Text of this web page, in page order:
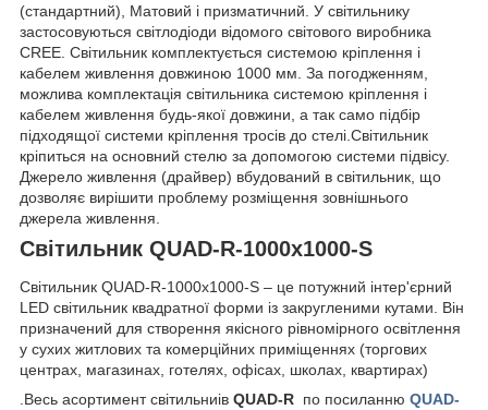
(стандартний), Матовий і призматичний. У світильнику
застосовуються світлодіоди відомого світового виробника
CREE. Світильник комплектується системою кріплення і
кабелем живлення довжиною 1000 мм. За погодженням,
можлива комплектація світильника системою кріплення і
кабелем живлення будь-якої довжини, а так само підбір
підходящої системи кріплення тросів до стелі.Світильник
кріпиться на основний стелю за допомогою системи підвісу.
Джерело живлення (драйвер) вбудований в світильник, що
дозволяє вирішити проблему розміщення зовнішнього
джерела живлення.
Світильник QUAD-R-1000x1000-S
Світильник QUAD-R-1000x1000-S – це потужний інтер'єрний
LED світильник квадратної форми із закругленими кутами. Він
призначений для створення якісного рівномірного освітлення
у сухих житлових та комерційних приміщеннях (торгових
центрах, магазинах, готелях, офісах, школах, квартирах)
.Весь асортимент світильниів QUAD-R по посиланню QUAD-